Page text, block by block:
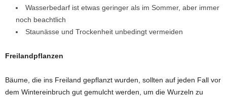
Wasserbedarf ist etwas geringer als im Sommer, aber immer
noch beachtlich
Staunässe und Trockenheit unbedingt vermeiden
Freilandpflanzen
Bäume, die ins Freiland gepflanzt wurden, sollten auf jeden Fall vor
dem Wintereinbruch gut gemulcht werden, um die Wurzeln zu